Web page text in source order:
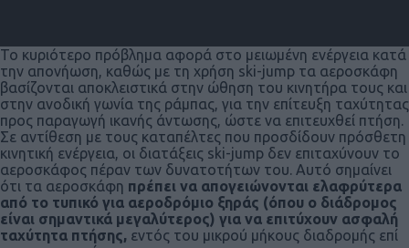
Το κυριότερο πρόβλημα αφορά στο μειωμένη ενέργεια κατά
την απονήωση, καθώς με τη χρήση ski-jump τα αεροσκάφη
βασίζονται αποκλειστικά στην ώθηση του κινητήρα τους και
στην ανοδική γωνία της ράμπας, για την επίτευξη ταχύτητας
προς παραγωγή ικανής άντωσης, ώστε να επιτευχθεί πτήση.
Σε αντίθεση με τους καταπέλτες που προσδίδουν πρόσθετη
κινητική ενέργεια, οι διατάξεις ski-jump δεν επιταχύνουν το
αεροσκάφος πέραν των δυνατοτήτων του. Αυτό σημαίνει
ότι τα αεροσκάφη πρέπει να απογειώνονται ελαφρύτερα
από το τυπικό για αεροδρόμιο ξηράς (όπου ο διάδρομος
είναι σημαντικά μεγαλύτερος) για να επιτύχουν ασφαλή
ταχύτητα πτήσης, εντός του μικρού μήκους διαδρομής επί